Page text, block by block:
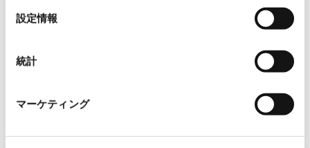
設定情報
統計
マーケティング